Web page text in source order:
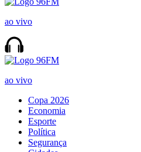
ao vivo
ao vivo
Copa 2026
Economia
Esporte
Política
Segurança